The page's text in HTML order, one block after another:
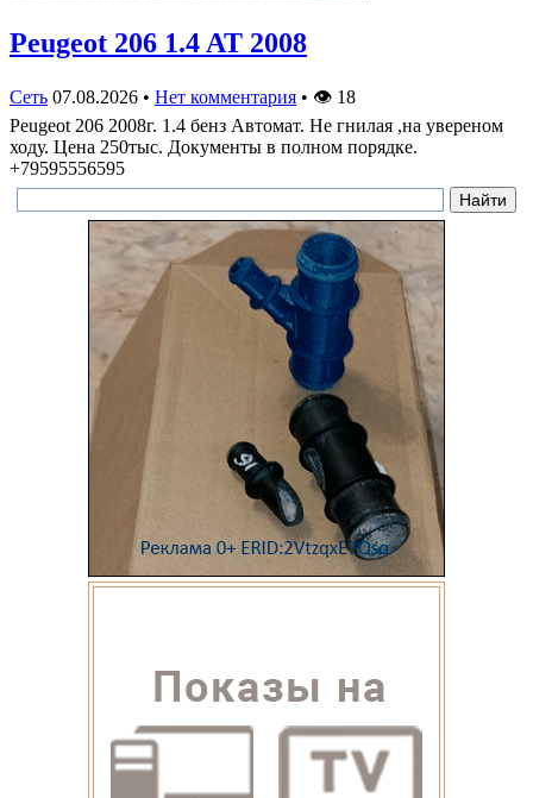
Peugeot 206 1.4 AT 2008
Сеть 07.08.2026 • Нет комментария • 👁 18
Peugeot 206 2008г. 1.4 бенз Автомат. Не гнилая ,на увереном
ходу. Цена 250тыс. Документы в полном порядке.
+79595556595